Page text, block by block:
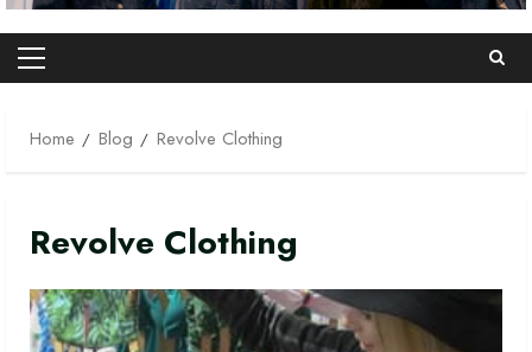
Primary
Home
Blog Revolve Clothing
Revolve Clothing